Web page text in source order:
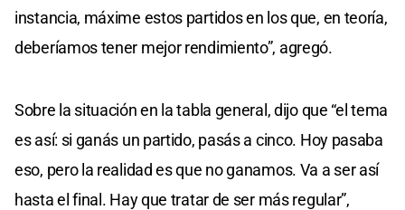
instancia, máxime estos partidos en los que, en teoría,
deberíamos tener mejor rendimiento”, agregó.
Sobre la situación en la tabla general, dijo que “el tema
es así: si ganás un partido, pasás a cinco. Hoy pasaba
eso, pero la realidad es que no ganamos. Va a ser así
hasta el final. Hay que tratar de ser más regular”,